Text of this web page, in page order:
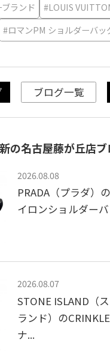
ランド
#LOUIS
#ロマンPM ショルダーバッ
ブログ一覧
の名古屋藤が丘店
2026.08.08
PRADA（プラダ）
イロンショルダー
2026.08.07
STONE ISLAND（
ランド）の
ナ...